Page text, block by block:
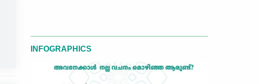
INFOGRAPHICS